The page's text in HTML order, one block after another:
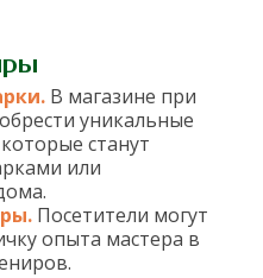
В магазине при
уникальные
станут
или
Посетители могут
опыта мастера в